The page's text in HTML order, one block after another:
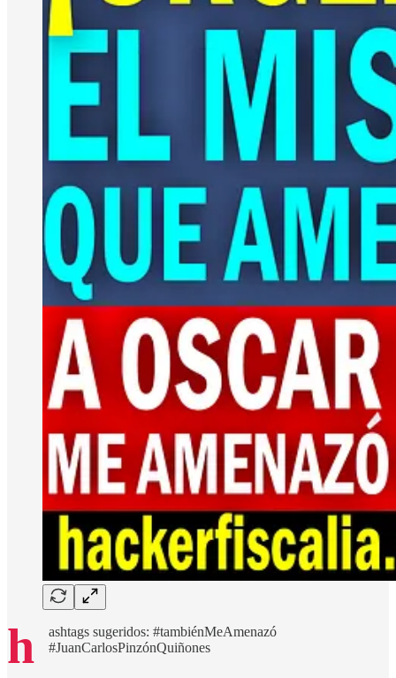
h
ashtags sugeridos: #tambiénMeAmenazó
#JuanCarlosPinzónQuiñones